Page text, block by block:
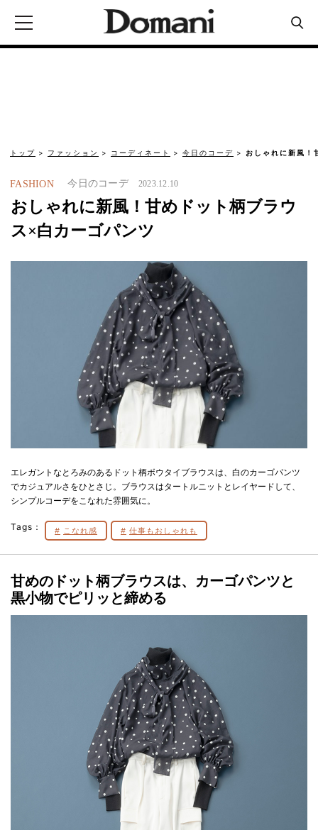
トップ ファッション コーディネート 今日のコーデ おしゃれに新風！
FASHION 今日のコーデ 2023.12.10
おしゃれに新風！甘めドット柄ブラウ
ス×白カーゴパンツ
エレガントなとろみのあるドット柄ボウタイブラウスは、白のカーゴパンツ
でカジュアルさをひとさじ。ブラウスはタートルニットとレイヤードして、
シンプルコーデをこなれた雰囲気に。
Tags： こなれ感 仕事もおしゃれも
甘めのドット柄ブラウスは、カーゴパンツと
黒小物でピリッと締める